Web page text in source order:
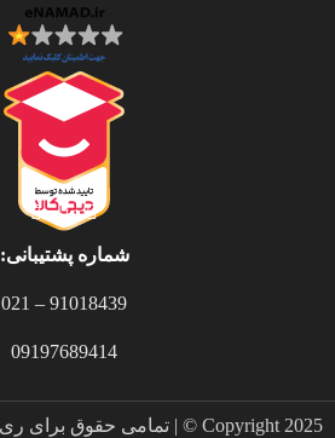
شماره پشتیبانی:
91018439 – 021
09197689414
Copyright 2025 © | تمامی حقوق برای ری‌ری‌استایل محفوظ است.